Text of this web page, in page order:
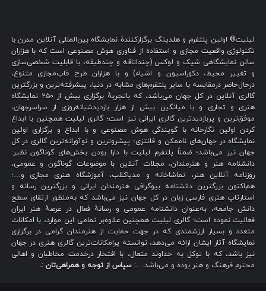
لیلیت® اولین پلتفرم و هلدینگ برگزارکنندهٔ نمایشگاه بین‌المللی آنلاین مدرن با
تکنولوژی واقعیت مجازی و استفاده از فناوری هوش مصنوعی است که با هزاران
سالن نمایشگاهی شیک و لوکس (چنداتاقه و چندطبقه، با قابلیت شخصی‌سازی
و تغییر محیط، دکوراسیون و اشیاء) و با هزاران طرح قاب‌مجازی متنوع،
درحال‌حاضر درمقایسه با سایر پلتفرم‌های مشابه در دنیا، پیشرفته‌ترین و بزرگترین
گالری آنلاین در کل جهان می‌باشد، که باتجربهٔ برگزاری بیش از ۲۵۰ نمایشگاه
هنری و تجاری و با میانگین بیش از هزار بازدیدشبانه‌روزی از سراسرجهان،
موفق‌ترین و پربازدیدترین گالری ایرانی نیز است؛ گالری لیلیت همچنین با ابداع
کردن اولین نگارخانه با گویندگی هوش مصنوعی و با ابداع و برگزاری اولین
نمایشگاه در جهان‌های ناممکن و فانتزی؛ پیشروترین و نوآورانه‌ترین گالری در کل
جهان نیز می‌باشد؛ ضمناً پلتفرم لیلیت با دارا بودن بخش‌های گوناگون نظیر:
دانشنامه هنر و هنرمندان، مجلات آنلاین با موضوعات گوناگون و عمومی،
روزنامه آنلاین هنر، تماشاخانه و مدیاکلاب، آموزشگاه هنری مجازی و…؛
هم‌اکنون بزرگترین دانشنامه بیوگرافی هنرمندان ایرانی و بزرگترین رسانه و
استارتاپ هنری فارسی زبان در کل جهان نیز می‌باشد که به‌منظور ارتقای سطح
دانش جامعه، به‌عنوان دانشنامه عمومی و رسانهٔ فعال در عرصهٔ هنر ایران
فعالیت نموده است؛ گالری لیلیت همچنین علاوه‌بر تمامی این موارد، با امکانات
متعدد و بسیار ارزشمندی که در جهت حمایت از هنرمندان گرامی در برگزاری
نمایشگاه آثار ایشان ارائه می‌دهد، توانسته پرامکانات‌ترین گالری هنری در جهان
نیز باشد، که با توکل به خداوند متعال، با افتخار درخدمت مخاطبان و اهالی
محترم فرهنگ و هنر بوده و می‌باشد. .: سپاس از توجه و همراهی‌تان :.